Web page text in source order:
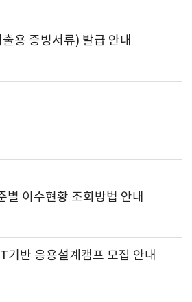
용 증빙서류) 발급 안내
별 이수현황 조회방법 안내
기반 응용설계캠프 모집 안내